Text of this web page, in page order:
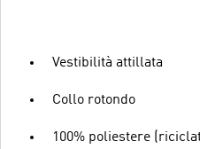
Vestibilità attillata
Collo rotondo
100% poliestere